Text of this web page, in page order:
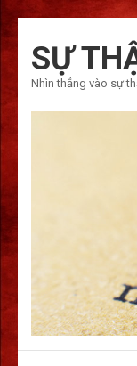
qua
tới
nội
SỰ
Nhìn thẳng vào sự